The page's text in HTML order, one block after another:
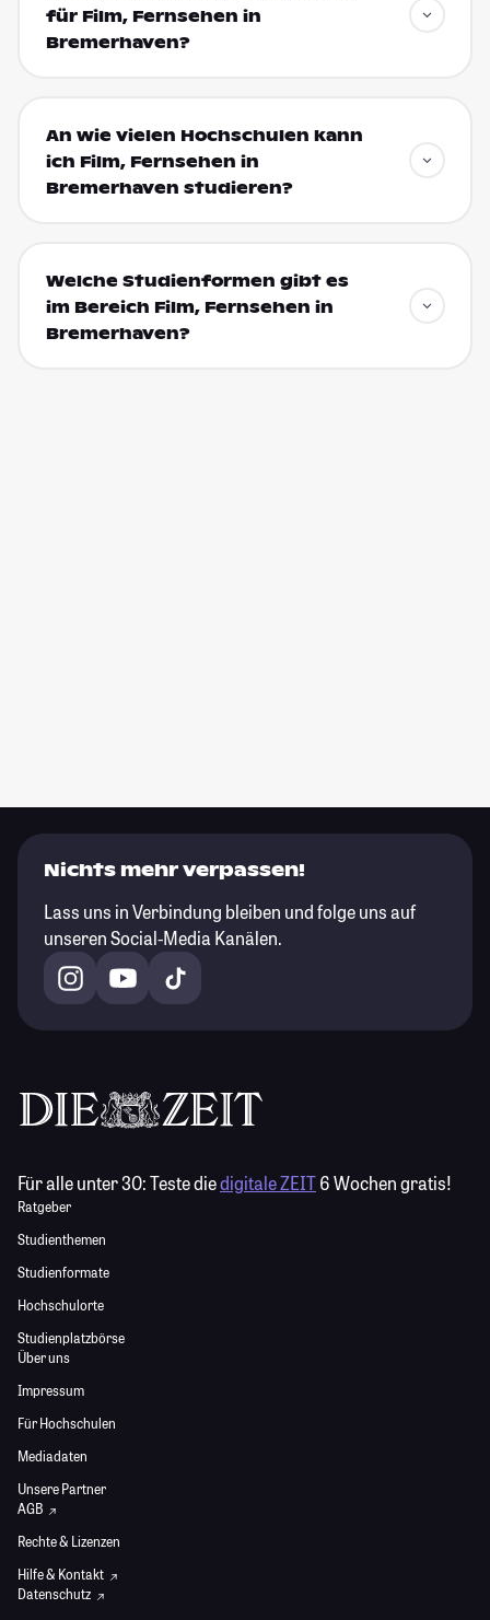
für Film, Fernsehen in
Bremerhaven?
An wie vielen Hochschulen kann
ich Film, Fernsehen in
Bremerhaven studieren?
Welche Studienformen gibt es
im Bereich Film, Fernsehen in
Bremerhaven?
Nichts mehr verpassen!
Lass uns in Verbindung bleiben und folge uns auf
unseren Social-Media Kanälen.
Für alle unter 30:Teste diedigitale ZEIT6 Wochen gratis!
Ratgeber
Studienthemen
Studienformate
Hochschulorte
Studienplatzbörse
Über uns
Impressum
Für Hochschulen
Mediadaten
Unsere Partner
AGB
Rechte & Lizenzen
Hilfe & Kontakt
Datenschutz